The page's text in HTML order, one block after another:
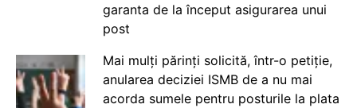
garanta de la început asigurarea unui
post
Mai mulți părinți solicită, într-o petiție,
anularea deciziei ISMB de a nu mai
acorda sumele pentru posturile la plata